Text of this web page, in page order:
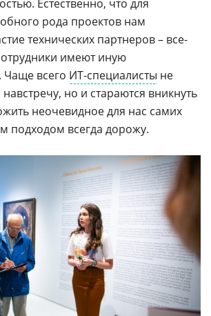
Естественно, что для
рода проектов нам
технических партнеров – все-
имеют иную
Чаще всего ИТ-специалисты не
но и стараются вникнуть
неочевидное для нас самих
подходом всегда дорожу.